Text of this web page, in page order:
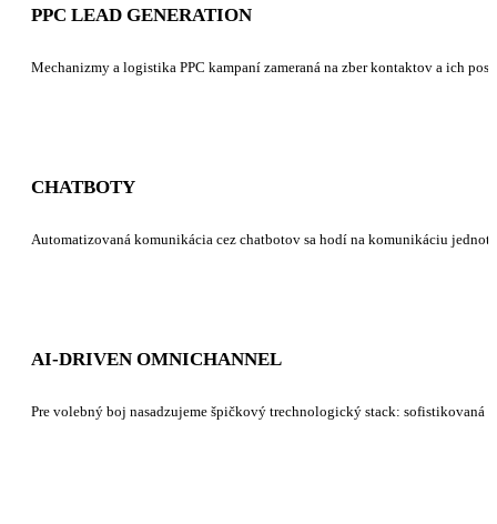
PPC LEAD GENERATION
Mechanizmy a logistika PPC kampaní zameraná na zber kontaktov a ich
CHATBOTY
Automatizovaná komunikácia cez chatbotov sa hodí na komunikáciu
AI-DRIVEN OMNICHANNEL
Pre volebný boj nasadzujeme špičkový trechnologický stack: sofistikovaná